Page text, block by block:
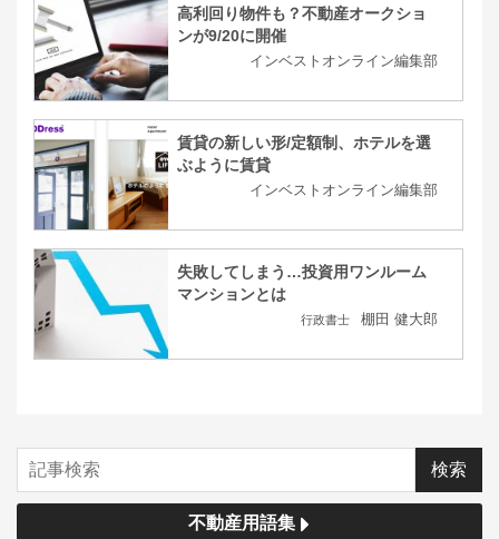
高利回り物件も？不動産オークショ
ンが9/20に開催
インベストオンライン編集部
賃貸の新しい形/定額制、ホテルを選
ぶように賃貸
インベストオンライン編集部
失敗してしまう…投資用ワンルーム
マンションとは
行政書士 棚田 健大郎
不動産用語集